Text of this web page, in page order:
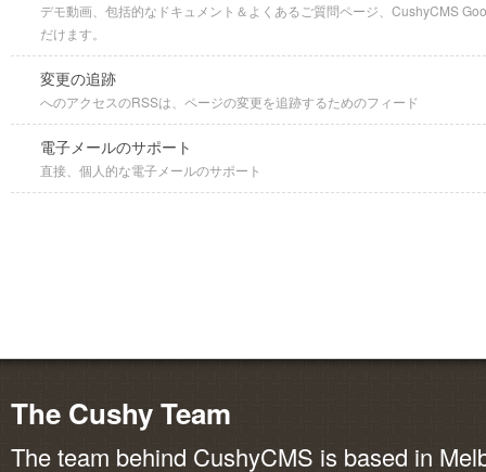
デモ動画、包括的なドキュメント＆よくあるご質問ページ、CushyCMS
だけます。
変更の追跡
へのアクセスのRSSは、ページの変更を追跡するためのフィード
電子メールのサポート
直接、個人的な電子メールのサポート
The Cushy Team
The team behind CushyCMS is based in